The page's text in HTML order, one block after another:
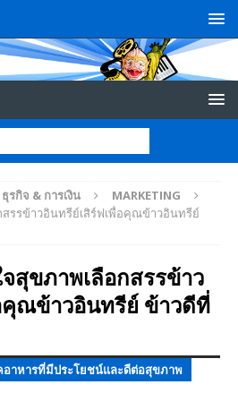
ธุรกิจ & การเงิน
MARKETING
สรรข้าวอินทรีย์เสิร์ฟเพื่อคุณข้าวอินทรีย์
สุขภาพเลือกสรรข้าว
คุณข้าวอินทรีย์ ข้าวดีที่
าหารที่มีประโยชน์และดีต่อสุขภาพ